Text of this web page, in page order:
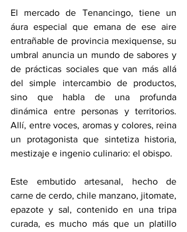
El mercado de Tenancingo, tiene un
áura especial que emana de ese aire
entrañable de provincia mexiquense, su
umbral anuncia un mundo de sabores y
de prácticas sociales que van más allá
del simple intercambio de productos,
sino que habla de una profunda
dinámica entre personas y territorios.
Allí, entre voces, aromas y colores, reina
un protagonista que sintetiza historia,
mestizaje e ingenio culinario: el obispo.
Este embutido artesanal, hecho de
carne de cerdo, chile manzano, jitomate,
epazote y sal, contenido en una tripa
curada, es mucho más que un platillo